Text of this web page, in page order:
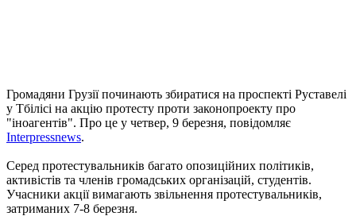
Громадяни Грузії починають збиратися на проспекті Руставелі
у Тбілісі на акцію протесту проти законопроекту про
"іноагентів". Про це у четвер, 9 березня, повідомляє
Interpressnews.
Серед протестувальників багато опозиційних політиків,
активістів та членів громадських організацій, студентів.
Учасники акції вимагають звільнення протестувальників,
затриманих 7-8 березня.